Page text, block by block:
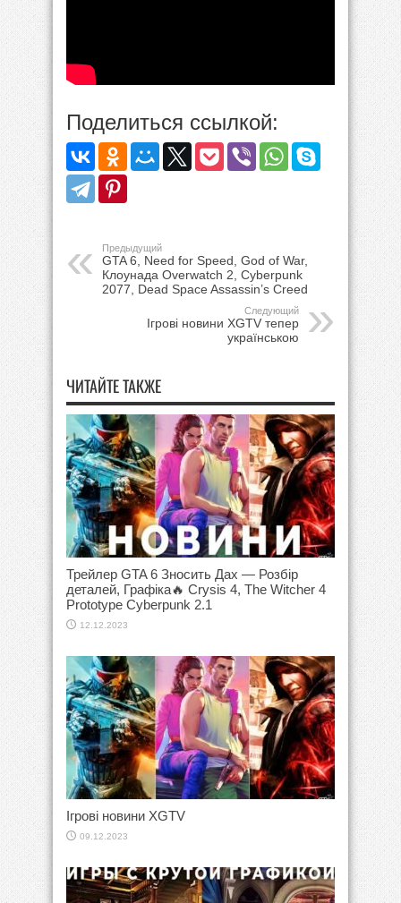
Поделиться ссылкой:
Предыдущий
GTA 6, Need for Speed, God of War,
Клоунада Overwatch 2, Cyberpunk
2077, Dead Space Assassin’s Creed
Следующий
Ігрові новини XGTV тепер
українською
ЧИТАЙТЕ ТАКЖЕ
Трейлер GTA 6 Зносить Дах — Розбір
деталей, Графіка🔥 Crysis 4, The Witcher 4
Prototype Cyberpunk 2.1
12.12.2023
Ігрові новини XGTV
09.12.2023